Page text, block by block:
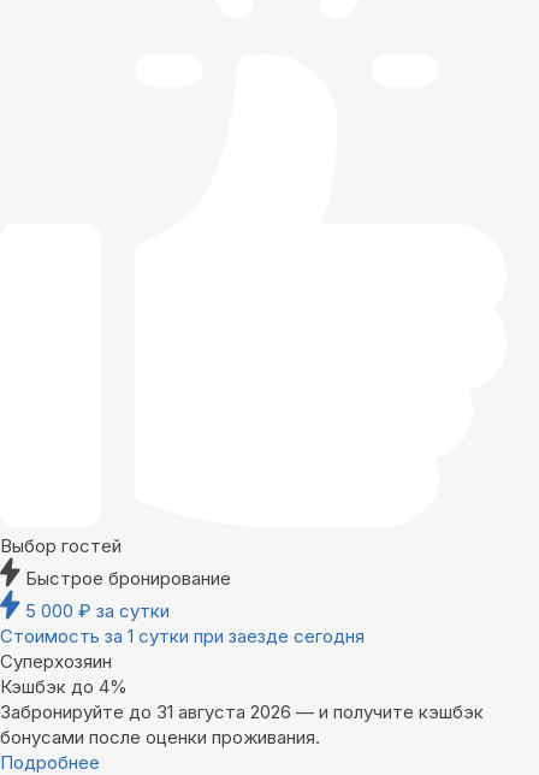
Выбор гостей
Быстрое бронирование
5 000 ₽ за сутки
Стоимость за 1 сутки при заезде сегодня
Суперхозяин
Кэшбэк до 4%
Забронируйте до 31 августа 2026 — и получите кэшбэк
бонусами после оценки проживания.
Подробнее